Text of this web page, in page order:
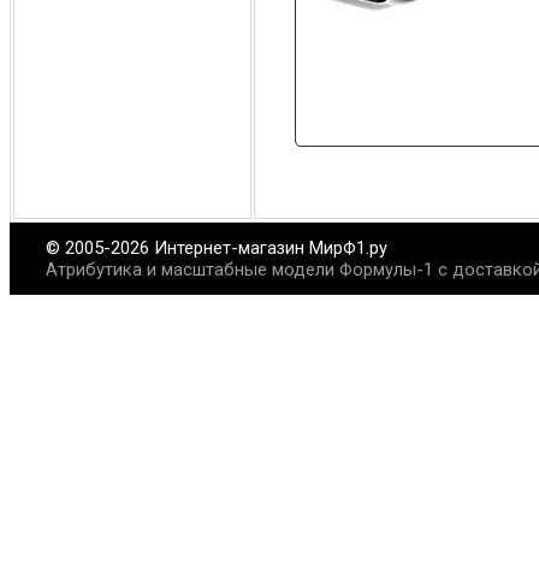
© 2005-2026 Интернет-магазин МирФ1.ру
Атрибутика и масштабные модели Формулы-1 с